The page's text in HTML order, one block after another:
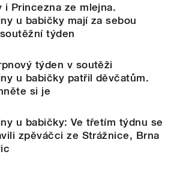
i Princezna ze mlejna.
u babičky mají za sebou
týden
týden v soutěži
u babičky patřil děvčatům.
si je
u babičky: Ve třetím týdnu se
zpěváčci ze Strážnice, Brna